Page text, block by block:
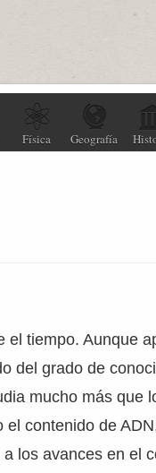
Física Geografía
el tiempo. Aunque
del grado de
mucho más que
contenido de
los avances en el